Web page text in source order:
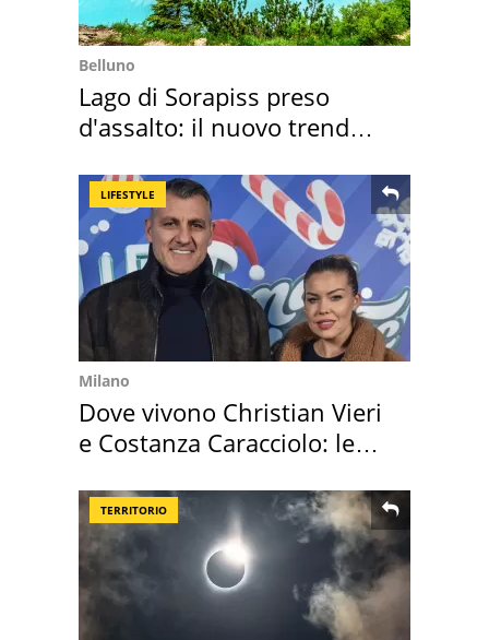
Belluno
Lago di Sorapiss preso
d'assalto: il nuovo trend
LIFESTYLE
Milano
Dove vivono Christian Vieri
e Costanza Caracciolo: le
TERRITORIO